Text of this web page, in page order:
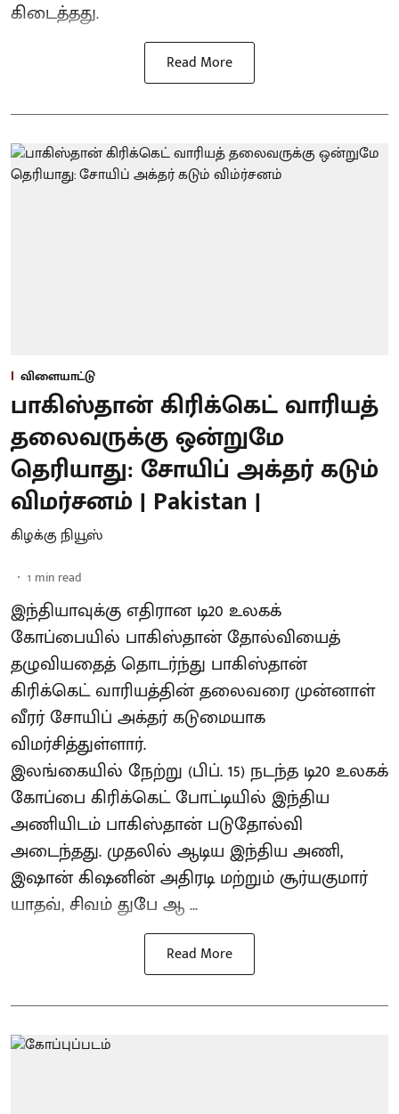
கிடைத்தது.
Read More
விளையாட்டு
பாகிஸ்தான் கிரிக்கெட் வாரியத்
தலைவருக்கு ஒன்றுமே
தெரியாது: சோயிப் அக்தர் கடும்
விமர்சனம் | Pakistan |
கிழக்கு நியூஸ்
1 min read
இந்தியாவுக்கு எதிரான டி20 உலகக்
கோப்பையில் பாகிஸ்தான் தோல்வியைத்
தழுவியதைத் தொடர்ந்து பாகிஸ்தான்
கிரிக்கெட் வாரியத்தின் தலைவரை முன்னாள்
வீரர் சோயிப் அக்தர் கடுமையாக
விமர்சித்துள்ளார்.
இலங்கையில் நேற்று (பிப். 15) நடந்த டி20 உலகக்
கோப்பை கிரிக்கெட் போட்டியில் இந்திய
அணியிடம் பாகிஸ்தான் படுதோல்வி
அடைந்தது. முதலில் ஆடிய இந்திய அணி,
இஷான் கிஷனின் அதிரடி மற்றும் சூர்யகுமார்
யாதவ், சிவம் துபே ஆ ...
Read More